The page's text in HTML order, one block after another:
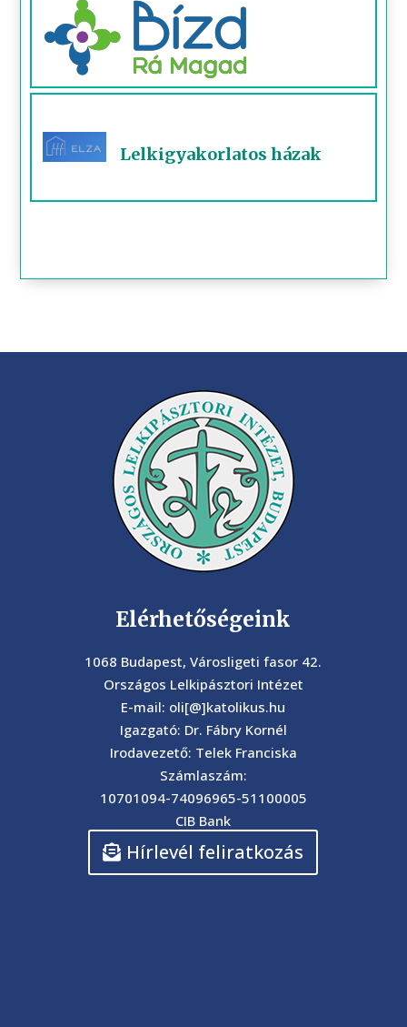
Lelkigyakorlatos házak
Elérhetőségeink
1068 Budapest, Városligeti fasor 42.
Országos Lelkipásztori Intézet
E-mail: oli[@]katolikus.hu
Igazgató: Dr. Fábry Kornél
Irodavezető: Telek Franciska
Számlaszám:
10701094-74096965-51100005
CIB Bank
Hírlevél feliratkozás